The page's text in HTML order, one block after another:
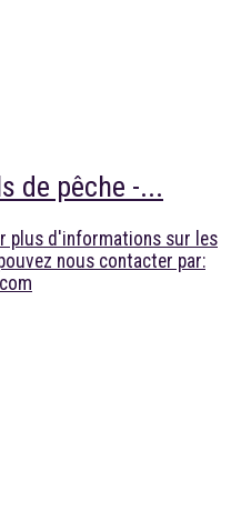
de pêche -...
plus d'informations sur les
nous contacter par: